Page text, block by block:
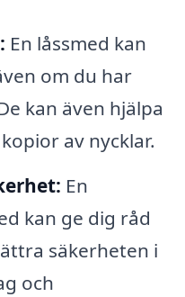
En låssmed kan
om du har
kan även hjälpa
av nycklar.
En
kan ge dig råd
säkerheten i
och